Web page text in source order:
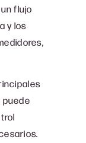
flujo
y los